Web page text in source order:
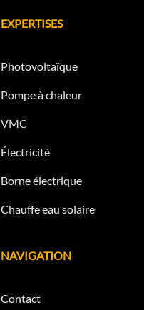
EXPERTISES
Photovoltaïque
Pompe à chaleur
VMC
Électricité
Borne électrique
Chauffe eau solaire
NAVIGATION
Contact